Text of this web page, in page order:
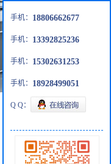
手机： 18806662677
手机： 13392825236
手机： 15302631253
手机： 18928499051
Q Q：